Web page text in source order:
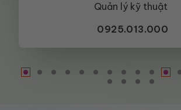
Quản lý kỹ thuật
0925.013.000